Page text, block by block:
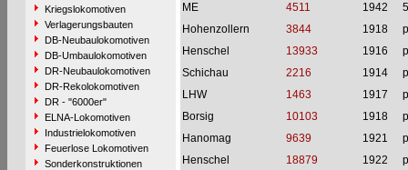
Kriegslokomotiven
Verlagerungsbauten
DB-Neubaulokomotiven
DB-Umbaulokomotiven
DR-Neubaulokomotiven
DR-Rekolokomotiven
DR - "6000er"
ELNA-Lokomotiven
Industrielokomotiven
Feuerlose Lokomotiven
Sonderkonstruktionen
ME
4511 1942
Hohenzollern
3844 1918
Henschel
13933 1916
Schichau
2216 1914
LHW
1463 1917
Borsig
10103 1918
Hanomag
9639 1921
Henschel
18879 1922